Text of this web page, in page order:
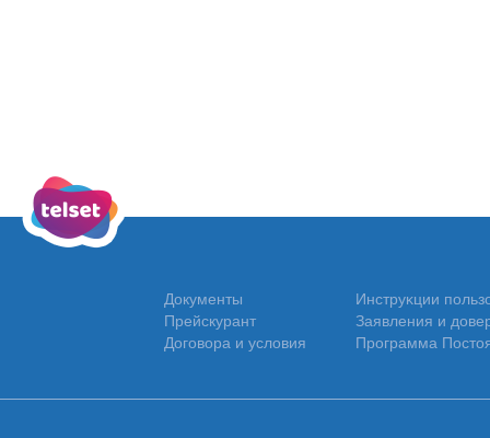
Документы
Прейскурант
Договора и условия
Инструĸции
Заявления и
Программа